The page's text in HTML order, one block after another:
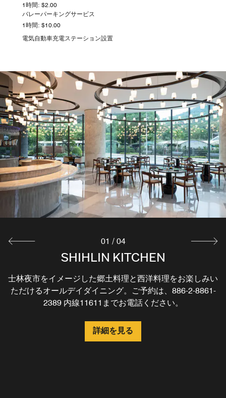
1時間: $2.00
バレーパーキングサービス
1時間: $10.00
電気自動車充電ステーション設置
SHIHLIN KITCHEN
士林夜市をイメージした郷土料理と西洋料理をお楽しみい
ただけるオールデイダイニング。ご予約は、886-2-8861-
2389 内線11611までお電話ください。
詳細を見る
WAN LI RESTAURANT
「萬麗軒」では、エレガントでスタイリッシュな雰囲気の
中で広東フュージョン料理をお楽しみいただけます。ご予
約は、886-2-8861-2389 内線11711までお電話ください。
詳細を見る
TEA LAB
「Tea Lab」では、屋内と屋外でお食事を楽しめます。当
ホテルにご宿泊のお客様は、茶藝師が厳選した台湾の最高
級の茶を味わいながら、洗練された茶道を体験することが
電話ください。
R BAR
The brand’s signature R bar is an energetic gathering
place where guests can unwind and experience a
refreshed “Evening at Renaissance” with canapes and
crafted cocktails.
詳細を見る
01 / 04